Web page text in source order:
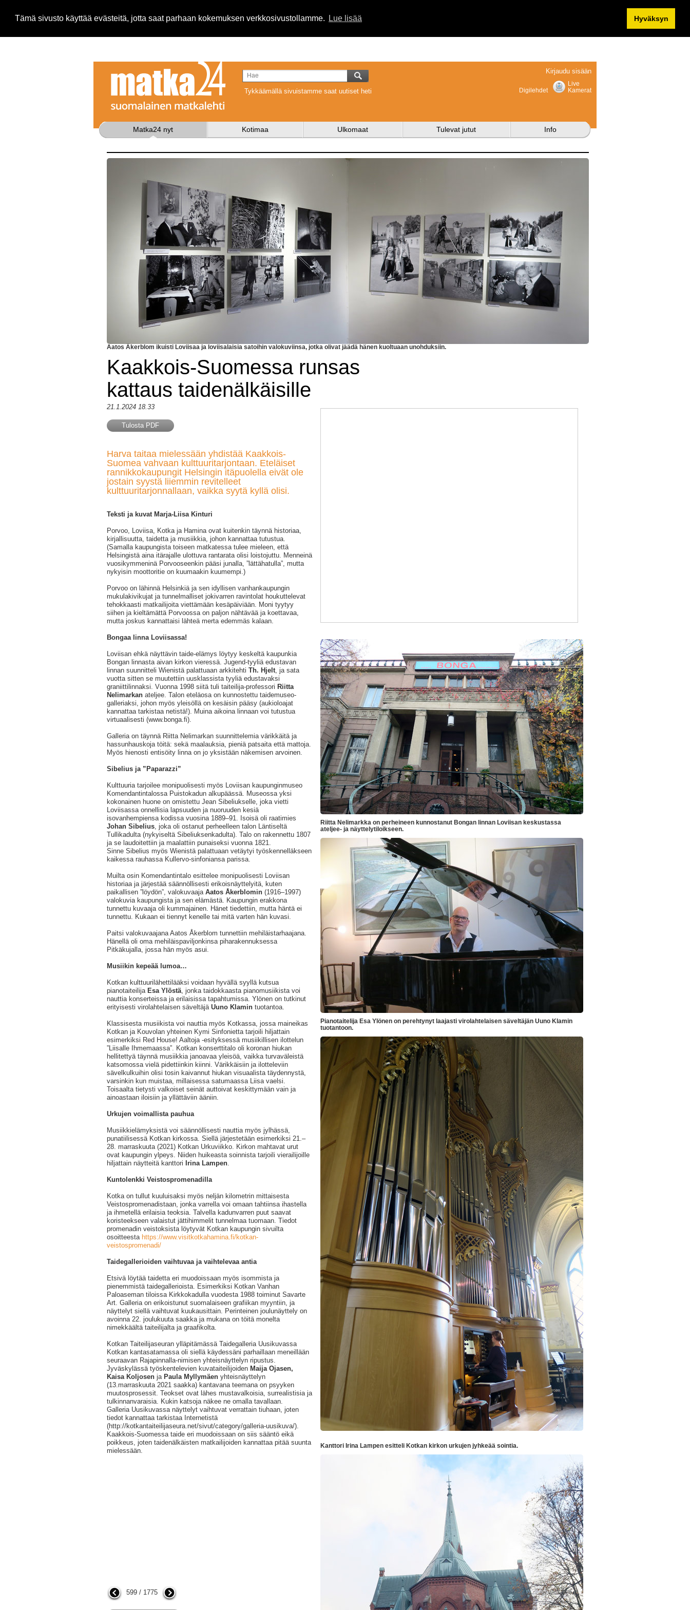
Tämä sivusto käyttää evästeitä, jotta saat parhaan kokemuksen verkkosivustollamme. Lue lisää Hyväksyn
Tykkäämällä sivuistamme saat uutiset heti
Kirjaudu sisään
Live
Kamerat
Digilehdet
Matka24 nyt Kotimaa Ulkomaat Tulevat jutut Info
Aatos Äkerblom ikuisti Loviisaa ja loviisalaisia satoihin valokuviinsa, jotka olivat jäädä hänen kuoltuaan unohduksiin.
Kaakkois-Suomessa runsas
kattaus taidenälkäisille
21.1.2024 18.33
Tulosta PDF
Harva taitaa mielessään yhdistää Kaakkois-
Suomea vahvaan kulttuuritarjontaan. Eteläiset
rannikkokaupungit Helsingin itäpuolella eivät ole
jostain syystä liiemmin revitelleet
kulttuuritarjonnallaan, vaikka syytä kyllä olisi.
Teksti ja kuvat Marja-Liisa Kinturi
Porvoo, Loviisa, Kotka ja Hamina ovat kuitenkin täynnä historiaa,
kirjallisuutta, taidetta ja musiikkia, johon kannattaa tutustua.
(Samalla kaupungista toiseen matkatessa tulee mieleen, että
Helsingistä aina itärajalle ulottuva rantarata olisi loistojuttu. Menneinä
vuosikymmeninä Porvooseenkin pääsi junalla, ”lättähatulla”, mutta
nykyisin moottoritie on kuumaakin kuumempi.)
Porvoo on lähinnä Helsinkiä ja sen idyllisen vanhankaupungin
mukulakivikujat ja tunnelmalliset jokivarren ravintolat houkuttelevat
tehokkaasti matkailijoita viettämään kesäpäiviään. Moni tyytyy
siihen ja kieltämättä Porvoossa on paljon nähtävää ja koettavaa,
mutta joskus kannattaisi lähteä merta edemmäs kalaan.
Bongaa linna Loviisassa!
Loviisan ehkä näyttävin taide-elämys löytyy keskeltä kaupunkia
Bongan linnasta aivan kirkon vieressä. Jugend-tyyliä edustavan
linnan suunnitteli Wienistä palattuaan arkkitehti Th. Hjelt, ja sata
vuotta sitten se muutettiin uusklassista tyyliä edustavaksi
graniittilinnaksi. Vuonna 1998 siitä tuli taiteilija-professori Riitta
Nelimarkanateljee. Talon eteläosa on kunnostettu taidemuseo-
galleriaksi, johon myös yleisöllä on kesäisin pääsy (aukioloajat
kannattaa tarkistaa netistä!). Muina aikoina linnaan voi tutustua
virtuaalisesti (www.bonga.fi).
Galleria on täynnä Riitta Nelimarkan suunnittelemia värikkäitä ja
hassunhauskoja töitä: sekä maalauksia, pieniä patsaita että mattoja.
Myös hienosti entisöity linna on jo yksistään näkemisen arvoinen.
Sibelius ja ”Paparazzi”
Kulttuuria tarjoilee monipuolisesti myös Loviisan kaupunginmuseo
Komendantintalossa Puistokadun alkupäässä. Museossa yksi
kokonainen huone on omistettu Jean Sibeliukselle, joka vietti
Loviisassa onnellisia lapsuuden ja nuoruuden kesiä
isovanhempiensa kodissa vuosina 1889–91. Isoisä oli raatimies
Johan Sibelius, joka oli ostanut perheelleen talon Läntiseltä
Tullikadulta (nykyiseltä Sibeliuksenkadulta). Talo on rakennettu 1807
ja se laudoitettiin ja maalattiin punaiseksi vuonna 1821.
Sinne Sibelius myös Wienistä palattuaan vetäytyi työskennelläkseen
kaikessa rauhassa Kullervo-sinfoniansa parissa.
Muilta osin Komendantintalo esittelee monipuolisesti Loviisan
historiaa ja järjestää säännöllisesti erikoisnäyttelyitä, kuten
paikallisen ”löydön”, valokuvaaja Aatos Åkerblomin(1916–1997)
valokuvia kaupungista ja sen elämästä. Kaupungin erakkona
tunnettu kuvaaja oli kummajainen. Hänet tiedettiin, mutta häntä ei
tunnettu. Kukaan ei tiennyt kenelle tai mitä varten hän kuvasi.
Paitsi valokuvaajana Aatos Åkerblom tunnettiin mehiläistarhaajana.
Hänellä oli oma mehiläispaviljonkinsa piharakennuksessa
Pitkäkujalla, jossa hän myös asui.
Musiikin kepeää lumoa…
Kotkan kulttuurilähettilääksi voidaan hyvällä syyllä kutsua
pianotaiteilija Esa Ylöstä, jonka taidokkaasta pianomusiikista voi
nauttia konserteissa ja erilaisissa tapahtumissa. Ylönen on tutkinut
erityisesti virolahtelaisen säveltäjä Uuno Klamintuotantoa.
Klassisesta musiikista voi nauttia myös Kotkassa, jossa maineikas
Kotkan ja Kouvolan yhteinen Kymi Sinfonietta tarjoili hiljattain
esimerkiksi Red House! Aaltoja -esityksessä musiikillisen ilottelun
”Liisalle Ihmemaassa”. Kotkan konserttitalo oli koronan hiukan
hellitettyä täynnä musiikkia janoavaa yleisöä, vaikka turvaväleistä
katsomossa vielä pidettiinkin kiinni. Värikkäisiin ja ilotteleviin
sävelkulkuihin olisi tosin kaivannut hiukan visuaalista täydennystä,
varsinkin kun muistaa, millaisessa satumaassa Liisa vaelsi.
Toisaalta tietysti valkoiset seinät auttoivat keskittymään vain ja
ainoastaan iloisiin ja yllättäviin ääniin.
Urkujen voimallista pauhua
Musiikkielämyksistä voi säännöllisesti nauttia myös jylhässä,
punatiilisessä Kotkan kirkossa. Siellä järjestetään esimerkiksi 21.–
28. marraskuuta (2021) Kotkan Urkuviikko. Kirkon mahtavat urut
ovat kaupungin ylpeys. Niiden huikeasta soinnista tarjoili vierailijoille
hiljattain näytteitä kanttori Irina Lampen.
Kuntolenkki Veistospromenadilla
Kotka on tullut kuuluisaksi myös neljän kilometrin mittaisesta
Veistospromenadistaan, jonka varrella voi omaan tahtiinsa ihastella
ja ihmetellä erilaisia teoksia. Talvella kadunvarren puut saavat
koristeekseen valaistut jättihimmelit tunnelmaa tuomaan. Tiedot
promenadin veistoksista löytyvät Kotkan kaupungin sivuilta
osoitteesta https://www.visitkotkahamina.fi/kotkan-
veistospromenadi/
Taidegallerioiden vaihtuvaa ja vaihtelevaa antia
Etsivä löytää taidetta eri muodoissaan myös isommista ja
pienemmistä taidegallerioista. Esimerkiksi Kotkan Vanhan
Paloaseman tiloissa Kirkkokadulla vuodesta 1988 toiminut Savarte
Art. Galleria on erikoistunut suomalaiseen grafiikan myyntiin, ja
näyttelyt siellä vaihtuvat kuukausittain. Perinteinen joulunäyttely on
avoinna 22. joulukuuta saakka ja mukana on töitä monelta
nimekkäältä taiteilijalta ja graafikolta.
Kotkan Taiteilijaseuran ylläpitämässä Taidegalleria Uusikuvassa
Kotkan kantasatamassa oli siellä käydessäni parhaillaan meneillään
seuraavan Rajapinnalla-nimisen yhteisnäyttelyn ripustus.
Jyväskylässä työskentelevien kuvataiteilijoiden Maija Ojasen,
Kaisa Koljosenja Paula Myllymäenyhteisnäyttelyn
(13.marraskuuta 2021 saakka) kantavana teemana on psyyken
muutosprosessit. Teokset ovat lähes mustavalkoisia, surrealistisia ja
tulkinnanvaraisia. Kukin katsoja näkee ne omalla tavallaan.
Galleria Uusikuvassa näyttelyt vaihtuvat verrattain tiuhaan, joten
tiedot kannattaa tarkistaa Internetistä
(http://kotkantaiteilijaseura.net/sivut/category/galleria-uusikuva/).
Kaakkois-Suomessa taide eri muodoissaan on siis sääntö eikä
poikkeus, joten taidenälkäisten matkailijoiden kannattaa pitää suunta
mielessään.
599 / 1775
Riitta Nelimarkka on perheineen kunnostanut Bongan linnan Loviisan keskustassa
ateljee- ja näyttelytiloikseen.
Pianotaitelija Esa Ylönen on perehtynyt laajasti virolahtelaisen säveltäjän Uuno Klamin
tuotantoon.
Kanttori Irina Lampen esitteli Kotkan kirkon urkujen jyhkeää sointia.